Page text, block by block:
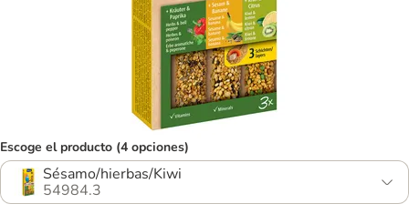
Escoge el producto (4 opciones)
Sésamo/hierbas/Kiwi
54984.3